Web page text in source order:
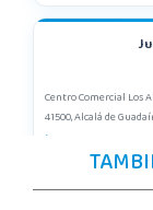
Centro Comercial Los
41500, Alcalá de
Localizar Tienda